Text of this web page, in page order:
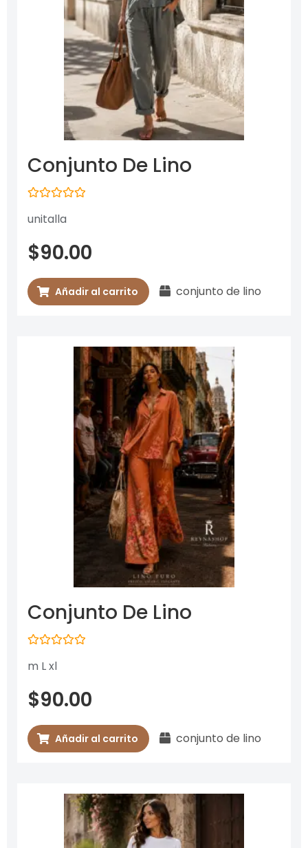
Conjunto De Lino
con
5
unitalla
$90.00
Añadir al carrito conjunto de lino
Conjunto De Lino
con
5
m L xl
$90.00
Añadir al carrito conjunto de lino